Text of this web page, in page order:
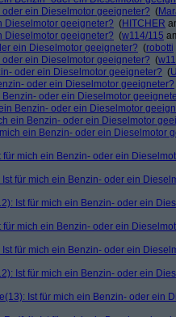
ein Dieselmotor geeigneter? (
Dieselmotor geeigneter? (HITCHER
Dieselmotor geeigneter? (w114/115
ein Dieselmotor geeigneter? (robotti
ein Dieselmotor geeigneter? (
oder ein Dieselmotor geeigneter? (
oder ein Dieselmotor geeigneter?
Benzin- oder ein Dieselmotor
Benzin- oder ein Dieselmotor
ein Benzin- oder ein Dieselmotor
ein Benzin- oder ein Dieselmotor
für mich ein Benzin- oder ein
Ist für mich ein Benzin- oder ein
Ist für mich ein Benzin- oder ein
für mich ein Benzin- oder ein
Ist für mich ein Benzin- oder ein
Ist für mich ein Benzin- oder ein
Ist für mich ein Benzin- oder ein